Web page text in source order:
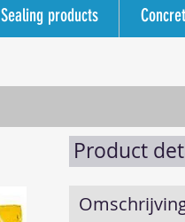
Sealing products
Product